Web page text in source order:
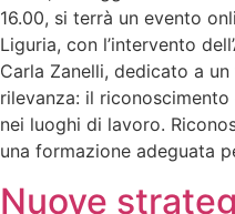
16.00, si terrà un evento
Liguria, con l’intervento
Carla Zanelli, dedicato a
rilevanza: il
nei luoghi di lavoro.
una formazione adeguata
Nuove